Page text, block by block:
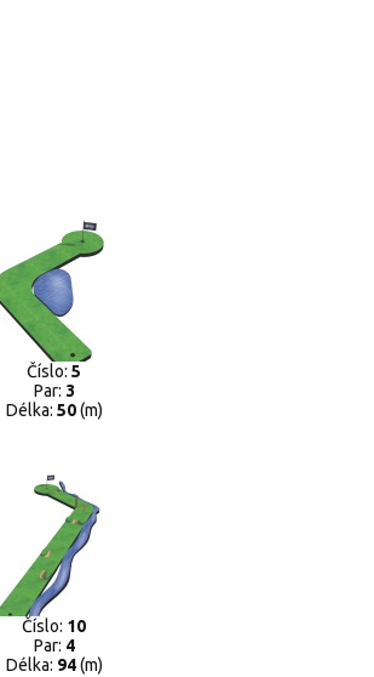
Číslo: 5
Par: 3
Délka: 50(m)
Číslo: 10
Par: 4
Délka: 94(m)